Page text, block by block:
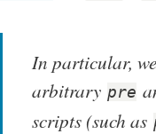
In particular,
arbitrary pre
scripts (such as